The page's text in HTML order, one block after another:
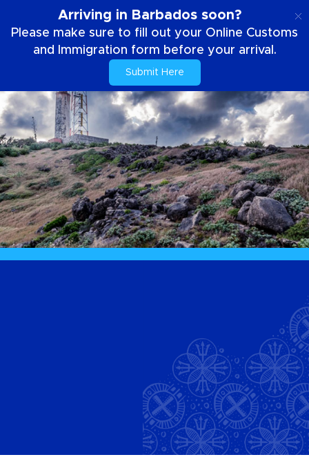
Arriving in Barbados soon?
Please make sure to fill out your Online Customs
and Immigration form before your arrival.
Submit Here